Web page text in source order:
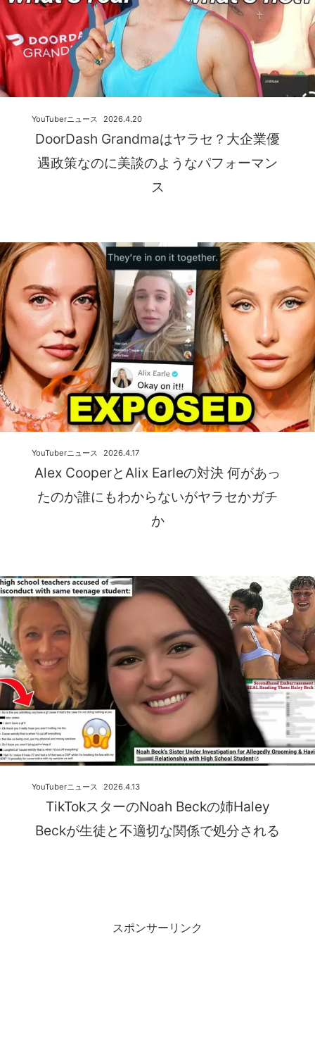
DoorDash Grandmaはヤラセ？大企業優
遇政策なのに美談のようなパフォーマン
ス
2026.4.20
YouTuberニュース
Alex CooperとAlix Earleの対決 何があっ
たのか誰にもわからないがヤラセかガチ
か
2026.4.17
YouTuberニュース
TikTokスターのNoah Beckの姉Haley
Beckが生徒と不適切な関係で処分される
2026.4.13
YouTuberニュース
スポンサーリンク